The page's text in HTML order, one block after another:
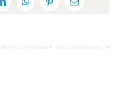
LinkedInWhatsAppPinterestEmail: